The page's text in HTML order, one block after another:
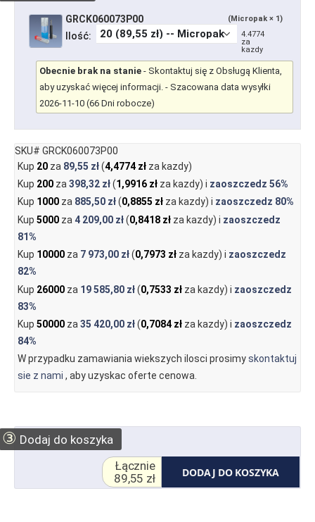
GRCK060073P00 (Micropak × 1)
Ilość:
4.4774
za
kazdy
Obecnie brak na stanie - Skontaktuj się z Obsługą Klienta,
aby uzyskać więcej informacji. - Szacowana data wysyłki
2026-11-10 (66 Dni robocze)
SKU# GRCK060073P00
Kup 20za 89,55 zł(4,4774 złza kazdy)
Kup 200za 398,32 zł(1,9916 złza kazdy) i zaoszczedz 56%
Kup 1000za 885,50 zł(0,8855 złza kazdy) i zaoszczedz 80%
Kup 5000za 4 209,00 zł(0,8418 złza kazdy) i zaoszczedz
81%
Kup 10000za 7 973,00 zł(0,7973 złza kazdy) i zaoszczedz
82%
Kup 26000za 19 585,80 zł(0,7533 złza kazdy) i zaoszczedz
83%
Kup 50000za 35 420,00 zł(0,7084 złza kazdy) i zaoszczedz
84%
W przypadku zamawiania wiekszych ilosci prosimyskontaktuj
sie z nami , aby uzyskac oferte cenowa.
③ Dodaj do koszyka
DODAJ DO KOSZYKA
Łącznie
89,55 zł